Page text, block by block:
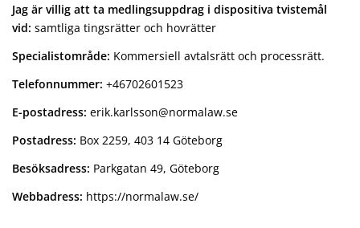
Jag är villig att ta medlingsuppdrag i dispositiva tvistemål
vid: samtliga tingsrätter och hovrätter
Specialistområde: Kommersiell avtalsrätt och processrätt.
Telefonnummer: +46702601523
E-postadress: erik.karlsson@normalaw.se
Postadress: Box 2259, 403 14 Göteborg
Besöksadress: Parkgatan 49, Göteborg
Webbadress: https://normalaw.se/